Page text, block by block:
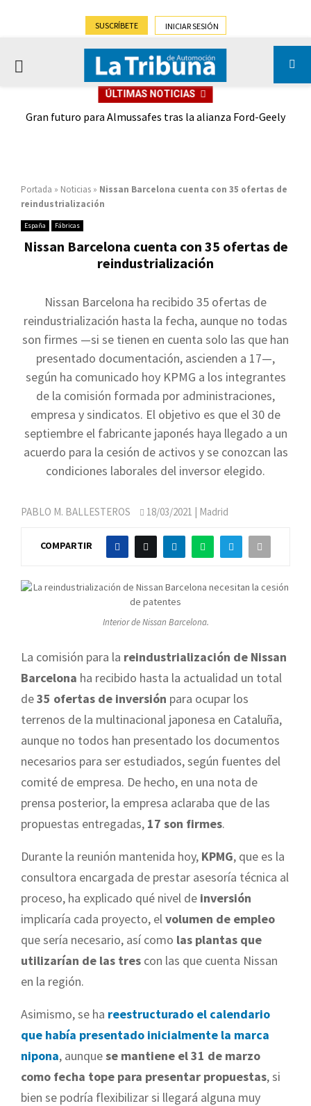
SUSCRÍBETE INICIAR SESIÓN
PRIMARY
ÚLTIMAS NOTICIAS
Gran futuro para Almussafes tras la alianza Ford-Geely
Portada » Noticias » Nissan Barcelona cuenta con 35 ofertas de
reindustrialización
España Fábricas
Nissan Barcelona cuenta con 35 ofertas de
reindustrialización
Nissan Barcelona ha recibido 35 ofertas de
reindustrialización hasta la fecha, aunque no todas
son firmes —si se tienen en cuenta solo las que han
presentado documentación, ascienden a 17—,
según ha comunicado hoy KPMG a los integrantes
de la comisión formada por administraciones,
empresa y sindicatos. El objetivo es que el 30 de
septiembre el fabricante japonés haya llegado a un
acuerdo para la cesión de activos y se conozcan las
condiciones laborales del inversor elegido.
PABLO M. BALLESTEROS 18/03/2021 | Madrid
COMPARTIR
Interior de Nissan Barcelona.
La comisión para la reindustrialización de Nissan
Barcelona ha recibido hasta la actualidad un total
de35 ofertas de inversión para ocupar los
terrenos de la multinacional japonesa en Cataluña,
aunque no todos han presentado los documentos
necesarios para ser estudiados, según fuentes del
comité de empresa. De hecho, en una nota de
prensa posterior, la empresa aclaraba que de las
propuestas entregadas, 17 son firmes.
Durante la reunión mantenida hoy, KPMG, que es la
consultora encargada de prestar asesoría técnica al
proceso, ha explicado qué nivel de inversión
implicaría cada proyecto, el volumen de empleo
que sería necesario, así como las plantas que
utilizarían de las tres con las que cuenta Nissan
en la región.
Asimismo, se ha reestructurado el calendario
que había presentado inicialmente la marca
nipona, aunquese mantiene el 31 de marzo
como fecha tope para presentar propuestas, si
bien se podría flexibilizar si llegará alguna muy